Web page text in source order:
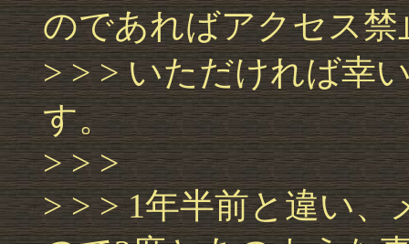
のであればアクセス
> > > いただければ幸
す。
> > >
> > > 1年半前と違い